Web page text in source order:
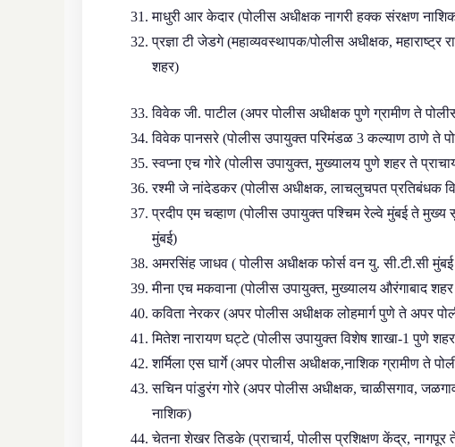
माधुरी आर केदार (पोलीस अधीक्षक नागरी हक्क संरक्षण
प्रज्ञा टी जेडगे (महाव्यवस्थापक/पोलीस अधीक्षक, महाराष्ट्र
शहर)
विवेक जी. पाटील (अपर पोलीस अधीक्षक पुणे ग्रामीण ते
विवेक पानसरे (पोलीस उपायुक्त परिमंडळ 3 कल्याण ठाणे ते
स्वप्ना एच गोरे (पोलीस उपायुक्त, मुख्यालय पुणे शहर ते
रश्मी जे नांदेडकर (पोलीस अधीक्षक, लाचलुचपत प्रतिबंधक
प्रदीप एम चव्हाण (पोलीस उपायुक्त पश्चिम रेल्वे मुंबई ते मुख्य
मुंबई)
अमरसिंह जाधव ( पोलीस अधीक्षक फोर्स वन यु. सी.टी.सी
मीना एच मकवाना (पोलीस उपायुक्त, मुख्यालय औरंगाबाद शहर
कविता नेरकर (अपर पोलीस अधीक्षक लोहमार्ग पुणे ते अपर
मितेश नारायण घट्टे (पोलीस उपायुक्त विशेष शाखा-1 पुणे
शर्मिला एस घार्गे (अपर पोलीस अधीक्षक,नाशिक ग्रामीण ते
सचिन पांडुरंग गोरे (अपर पोलीस अधीक्षक, चाळीसगाव,
नाशिक)
चेतना शेखर तिडके (प्राचार्य, पोलीस प्रशिक्षण केंद्र, नागपूर